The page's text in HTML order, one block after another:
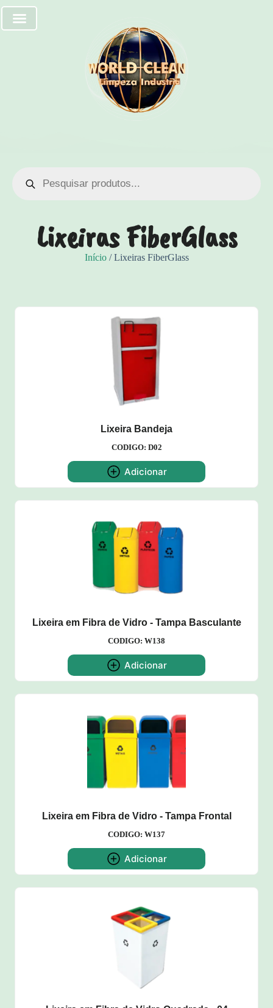
Lixeiras FiberGlass
Início/ Lixeiras FiberGlass
Lixeira Bandeja
CODIGO: D02
Adicionar
Lixeira em Fibra de Vidro - Tampa Basculante
CODIGO: W138
Adicionar
Lixeira em Fibra de Vidro - Tampa Frontal
CODIGO: W137
Adicionar